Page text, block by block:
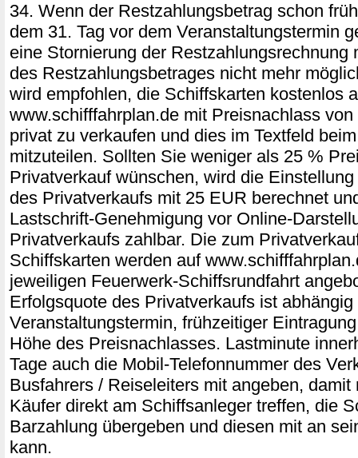
34. Wenn der Restzahlungsbetrag schon
dem 31. Tag vor dem Veranstaltungstermin
eine Stornierung der Restzahlungsrechnung
des Restzahlungsbetrages nicht mehr
wird empfohlen, die Schiffskarten kostenlos
www.schifffahrplan.de mit Preisnachlass
privat zu verkaufen und dies im Textfeld
mitzuteilen. Sollten Sie weniger als 25 %
Privatverkauf wünschen, wird die
des Privatverkaufs mit 25 EUR berechnet
Lastschrift-Genehmigung vor Online-
Privatverkaufs zahlbar. Die zum
Schiffskarten werden auf
jeweiligen Feuerwerk-Schiffsrundfahrt
Erfolgsquote des Privatverkaufs ist abhängig
Veranstaltungstermin, frühzeitiger
Höhe des Preisnachlasses. Lastminute
Tage auch die Mobil-Telefonnummer des
Busfahrers / Reiseleiters mit angeben, damit
Käufer direkt am Schiffsanleger treffen, die
Barzahlung übergeben und diesen mit an
kann.